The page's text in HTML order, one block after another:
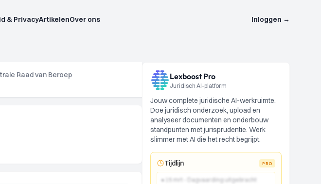
& PrivacyArtikelenOver ons Inloggen →
Raad van Beroep
Lexboost Pro
Juridisch AI-platform
Jouw complete juridische AI-werkruimte.
Doe juridisch onderzoek, upload en
analyseer documenten en onderbouw
standpunten met jurisprudentie. Werk
slimmer met AI die het recht begrijpt.
Tijdlijn PRO
● 15 mrt - Dagvaarding uitgebracht